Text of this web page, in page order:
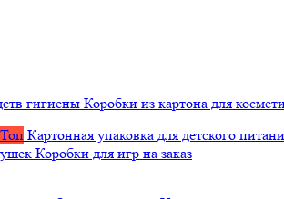
гигиены Коробки из картона для
Топ Картонная упаковка для детского
Коробки для игр на заказ